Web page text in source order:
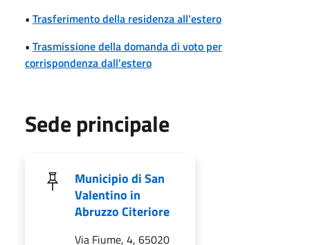
• Trasferimento della residenza all'estero
• Trasmissione della domanda di voto per
corrispondenza dall'estero
Sede principale
Municipio di San
Valentino in
Abruzzo Citeriore
Via Fiume, 4, 65020